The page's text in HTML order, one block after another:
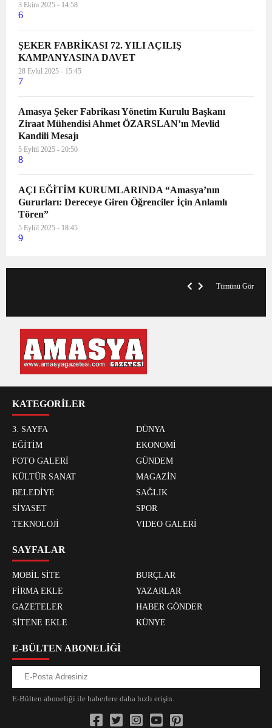
3 Ekim 2025 - 14:58
6
ŞEKER FABRİKASI 72. YILI AÇILIŞ
KAMPANYASINA DAVET
28 Eylül 2025 - 15:45
7
Amasya Şeker Fabrikası Yönetim Kurulu Başkanı
Ziraat Mühendisi Ahmet ÖZARSLAN’ın Mevlid
Kandili Mesajı
5 Eylül 2025 - 20:50
8
AÇI EĞİTİM KURUMLARINDA “Amasya’nın
Gururları: Dereceye Giren Öğrenciler İçin Anlamlı
Tören”
5 Eylül 2025 - 18:45
9
Tümünü Gör
KATEGORİLER
3. SAYFA
DÜNYA
EĞİTİM
EKONOMİ
FOTO GALERİ
GÜNDEM
KÜLTÜR SANAT
MAGAZİN
BELEDİYE
SAĞLIK
SİYASET
SPOR
TEKNOLOJİ
VIDEO GALERİ
SAYFALAR
MOBİL SİTE
BURÇLAR
FİRMA EKLE
YAZARLAR
GAZETELER
HABER GÖNDER
SİTENE EKLE
KÜNYE
E-BÜLTEN ABONELİĞİ
E-Bülten aboneliği ile haberlere daha hızlı erişin.